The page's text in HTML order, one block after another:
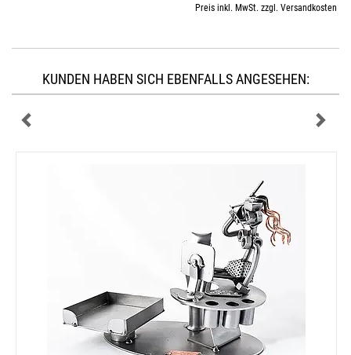
Preis inkl. MwSt. zzgl. Versandkosten
KUNDEN HABEN SICH EBENFALLS ANGESEHEN: